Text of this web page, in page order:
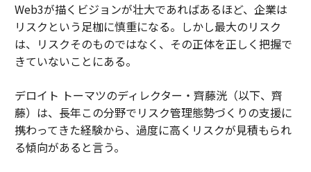
Web3が描くビジョンが壮大であればあるほど、企業は
リスクという足枷に慎重になる。しかし最大のリスク
は、リスクそのものではなく、その正体を正しく把握で
きていないことにある。
デロイト トーマツのディレクター・齊藤洸（以下、齊
藤）は、長年この分野でリスク管理態勢づくりの支援に
携わってきた経験から、過度に高くリスクが見積もられ
る傾向があると言う。